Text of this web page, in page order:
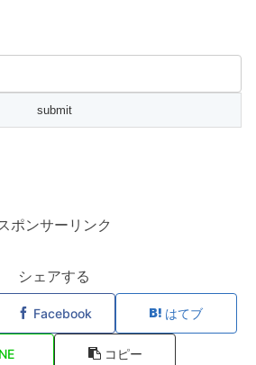
ポンサーリンク
シェアする
Facebook はてブ
コピー